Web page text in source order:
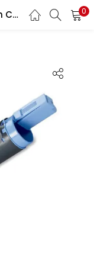
Toner Laser Compatible Canon C EXV14 0
Recherche
REGISTRE